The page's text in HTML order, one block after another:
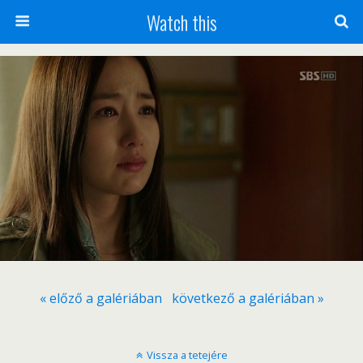
Watch this
« előző a galériában következő a galériában »
Vissza a tetejére